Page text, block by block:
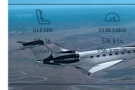
ÜLÉSEK
13-16
SEBESSÉG
516 kts
956km/h